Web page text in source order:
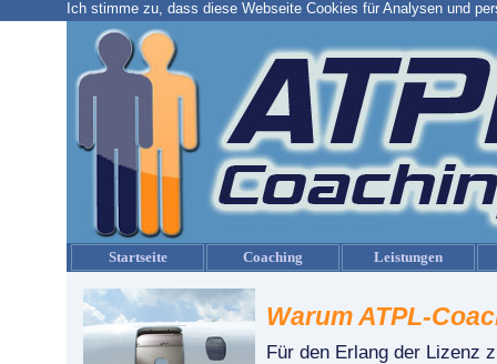
Ich stimme zu, dass diese Webseite Cookies für Analysen und
Startseite Coaching Leistungen
Warum ATPL-
Für den Erlang der Lizenz